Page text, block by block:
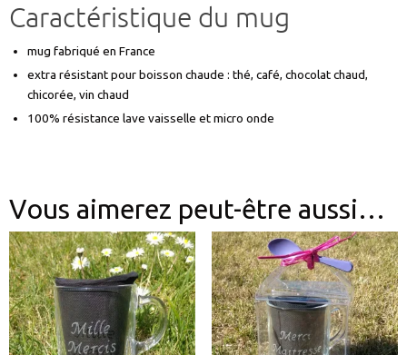
Caractéristique du mug
mug fabriqué en France
extra résistant pour boisson chaude : thé, café, chocolat chaud,
chicorée, vin chaud
100% résistance lave vaisselle et micro onde
Vous aimerez peut-être aussi…